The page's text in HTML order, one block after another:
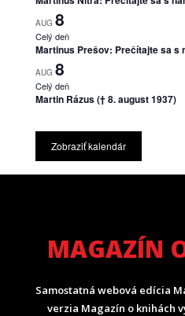
AUG 8
Celý deň
Martinus Prešov: Prečítajte sa s
AUG 8
Celý deň
Martin Rázus († 8. august 1937)
Zobraziť kalendár
MAGAZÍN
Samostatná webová edícia
verzia Magazín o knihách